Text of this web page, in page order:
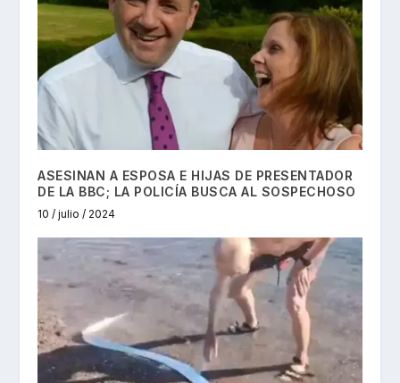
ASESINAN A ESPOSA E HIJAS DE PRESENTADOR
DE LA BBC; LA POLICÍA BUSCA AL SOSPECHOSO
10 / julio / 2024